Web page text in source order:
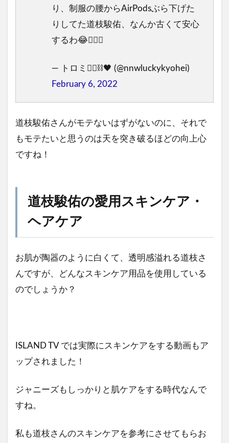
り、制服の腰からAirPodsぶら下げた
りしてた道枝駿佑、なんか古くて安心
するわ😂🧚🏻‍♀️
— トロミ🏴‍☠️⛓🖤 (@nnwluckykyohei)
February 6, 2022
道枝駿佑さんがモテないはずがないのに、それで
もモテたいと思うのは天を突き破るほどの向上心
ですね！
道枝駿佑の愛用スキンケア・
ヘアケア
お肌が陶器のように白くて、透明感溢れる道枝さ
んですが、どんなスキンケア用品を使用している
のでしょうか？
ISLAND TV では実際にスキンケアをする動画もア
ップされました！
ジャニーズもしっかりと肌ケアをする時代なんで
すね。
私も道枝さんのスキンケアを参考にさせてもらお